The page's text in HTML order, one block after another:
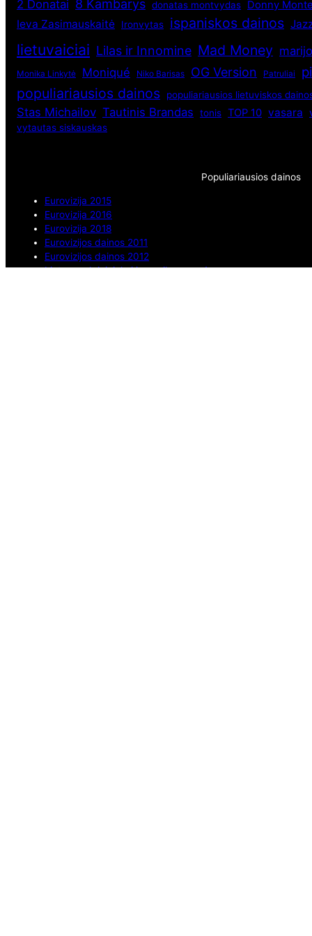
2 Donatai 8 Kambarys donatas montvydas Donny
Ieva Zasimauskaitė Ironvytas ispaniskos dainos
lietuvaiciai Lilas ir Innomine Mad Money
Monika Linkytė Moniqué Niko Barisas OG Version Patruliai
populiariausios dainos populiariausios lietuviskos
Stas Michailov Tautinis Brandas tonis TOP 10 vasara
vytautas siskauskas
Populiariausios dainos
Eurovizija 2015
Eurovizija 2016
Eurovizija 2018
Eurovizijos dainos 2011
Eurovizijos dainos 2012
Lietuvos dainininkai ir muzikos grupės